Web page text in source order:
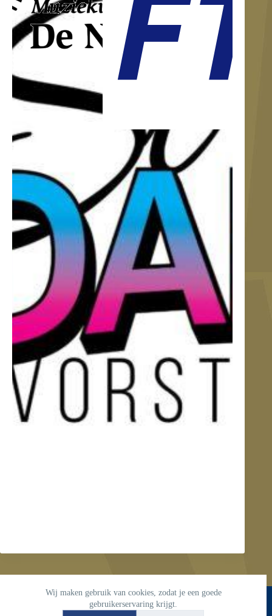
Wij maken gebruik van cookies, zodat je een goede
gebruikerservaring krijgt.